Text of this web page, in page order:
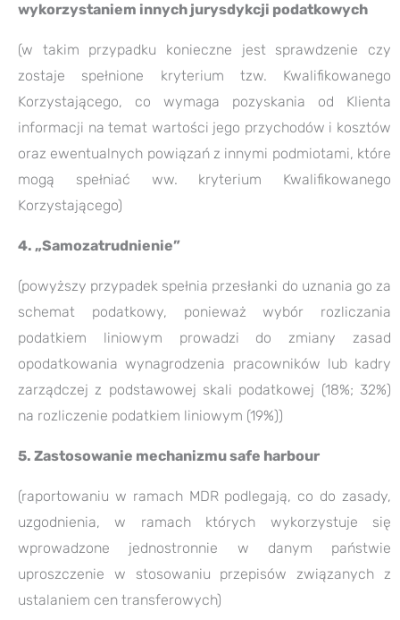
wykorzystaniem innych jurysdykcji podatkowych
(w takim przypadku konieczne jest sprawdzenie czy
zostaje spełnione kryterium tzw. Kwalifikowanego
Korzystającego, co wymaga pozyskania od Klienta
informacji na temat wartości jego przychodów i kosztów
oraz ewentualnych powiązań z innymi podmiotami, które
mogą spełniać ww. kryterium Kwalifikowanego
Korzystającego)
4. „Samozatrudnienie”
(powyższy przypadek spełnia przesłanki do uznania go za
schemat podatkowy, ponieważ wybór rozliczania
podatkiem liniowym prowadzi do zmiany zasad
opodatkowania wynagrodzenia pracowników lub kadry
zarządczej z podstawowej skali podatkowej (18%; 32%)
na rozliczenie podatkiem liniowym (19%))
5. Zastosowanie mechanizmu safe harbour
(raportowaniu w ramach MDR podlegają, co do zasady,
uzgodnienia, w ramach których wykorzystuje się
wprowadzone jednostronnie w danym państwie
uproszczenie w stosowaniu przepisów związanych z
ustalaniem cen transferowych)